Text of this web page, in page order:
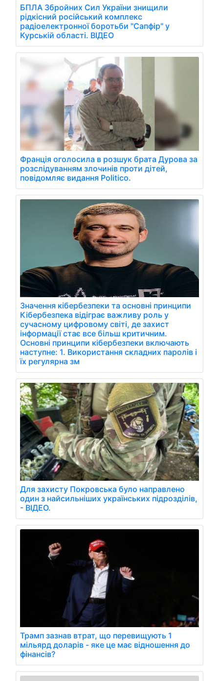
БПЛА Збройних Сил України знищили
рідкісний російський комплекс
радіоелектронної боротьби "Сапфір" у
Курській області. ВІДЕО
Франція оголосила в розшук брата Дурова за
розслідуванням злочинів проти дітей,
повідомляє видання Politico.
Значення кібербезпеки та основні принципи
Кібербезпека відіграє важливу роль у
сучасному цифровому світі, де захист
інформації стає все більш критичним.
Основні принципи кібербезпеки включають
наступне: 1. Використання складних паролів і
їх регулярна зм
Для захисту Покровська було направлено
один з найсильніших українських підрозділів,
- ВІДЕО.
Трамп зазнав втрат, що перевищують 1
мільярд доларів - яке це має відношення до
фінансів?